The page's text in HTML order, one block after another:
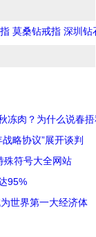
莫桑钻戒指 深圳钻
冻肉？为什么说春
略协议”展开谈判
殊符号大全网站
95%
世界第一大经济体